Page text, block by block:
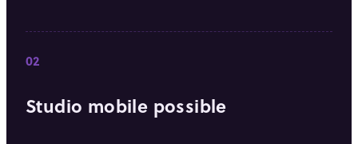
02
Studio mobile possible